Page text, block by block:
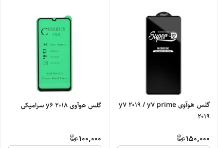
گلس هوآوی y7 2019 / y7 prime
2019
150,000
گلس هوآوی y6 2018 سرامیکی
100,000